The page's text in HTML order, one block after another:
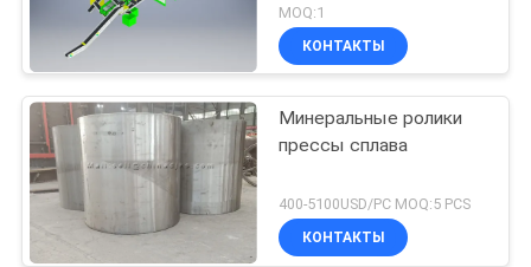
MOQ:1
КОНТАКТЫ
Минеральные ролики
прессы сплава
400-5100USD/PC MOQ:5 PCS
КОНТАКТЫ